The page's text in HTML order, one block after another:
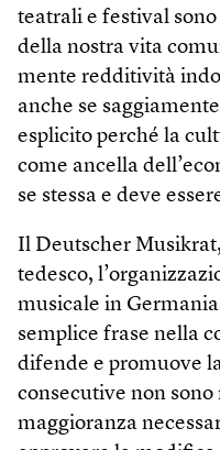
teatrali e festival
della nostra vita
mente redditività
anche se
esplicito perché la
come ancella
se stessa e deve
Il Deutscher
tedesco,
musicale in
semplice frase nella
difende e promuove
consecutive non
maggioranza